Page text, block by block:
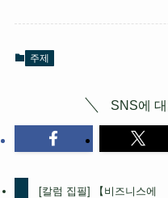
주제
SNS에
[칼럼 집필] 【비즈니스에